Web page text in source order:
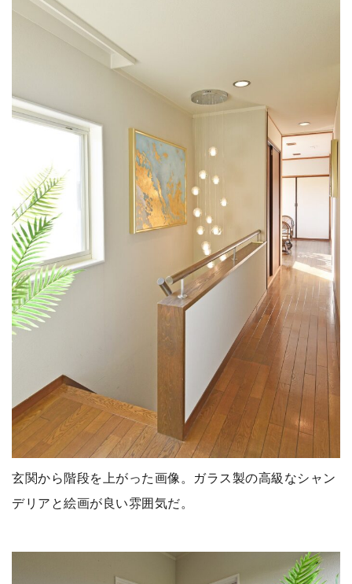
玄関から階段を上がった画像。ガラス製の高級なシャン
デリアと絵画が良い雰囲気だ。